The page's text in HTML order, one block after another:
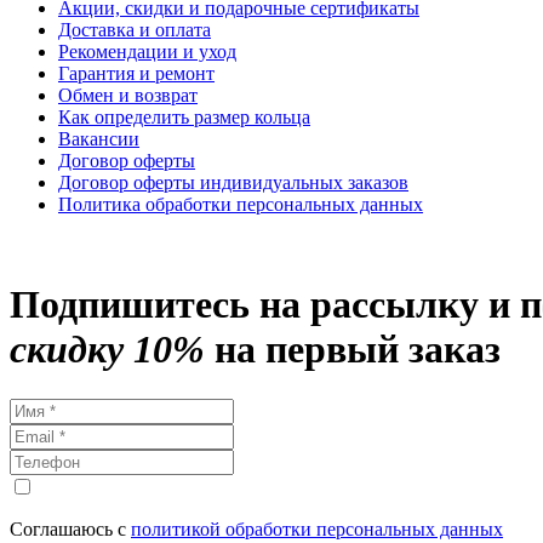
Акции, скидки и подарочные сертификаты
Доставка и оплата
Рекомендации и уход
Гарантия и ремонт
Обмен и возврат
Как определить размер кольца
Вакансии
Договор оферты
Договор оферты индивидуальных заказов
Политика обработки персональных данных
Подпишитесь на рассылку и
скидку 10% на первый заказ
Соглашаюсь с политикой обработки персональных данных